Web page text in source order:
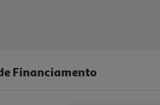
Financiamento